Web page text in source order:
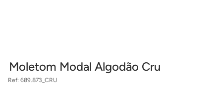
Moletom Modal Algodão Cru
Ref: 689.873_CRU